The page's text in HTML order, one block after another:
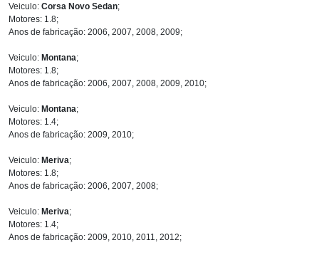
Veiculo: Corsa Novo Sedan;
Motores: 1.8;
Anos de fabricação: 2006, 2007, 2008, 2009;
Veiculo: Montana;
Motores: 1.8;
Anos de fabricação: 2006, 2007, 2008, 2009, 2010;
Veiculo: Montana;
Motores: 1.4;
Anos de fabricação: 2009, 2010;
Veiculo: Meriva;
Motores: 1.8;
Anos de fabricação: 2006, 2007, 2008;
Veiculo: Meriva;
Motores: 1.4;
Anos de fabricação: 2009, 2010, 2011, 2012;